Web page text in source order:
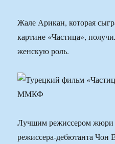
Жале Арикан, которая
картине «Частица»,
женскую роль.
Лучшим режиссером жюри
режиссера-дебютанта Чон